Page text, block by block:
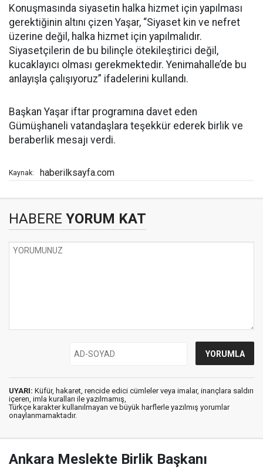
Konuşmasında siyasetin halka hizmet için yapılması
gerektiğinin altını çizen Yaşar, “Siyaset kin ve nefret
üzerine değil, halka hizmet için yapılmalıdır.
Siyasetçilerin de bu bilinçle ötekileştirici değil,
kucaklayıcı olması gerekmektedir. Yenimahalle’de bu
anlayışla çalışıyoruz” ifadelerini kullandı.
Başkan Yaşar iftar programına davet eden
Gümüşhaneli vatandaşlara teşekkür ederek birlik ve
beraberlik mesajı verdi.
Kaynak: haberilksayfa.com
HABERE YORUM KAT
UYARI: Küfür, hakaret, rencide edici cümleler veya imalar, inançlara saldırı
içeren, imla kuralları ile yazılmamış,
Türkçe karakter kullanılmayan ve büyük harflerle yazılmış yorumlar
onaylanmamaktadır.
Ankara Meslekte Birlik Başkanı